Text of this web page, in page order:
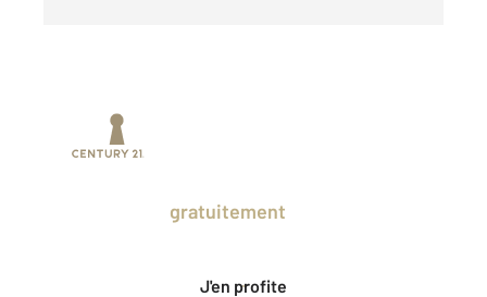
gratuitement
J'en profite